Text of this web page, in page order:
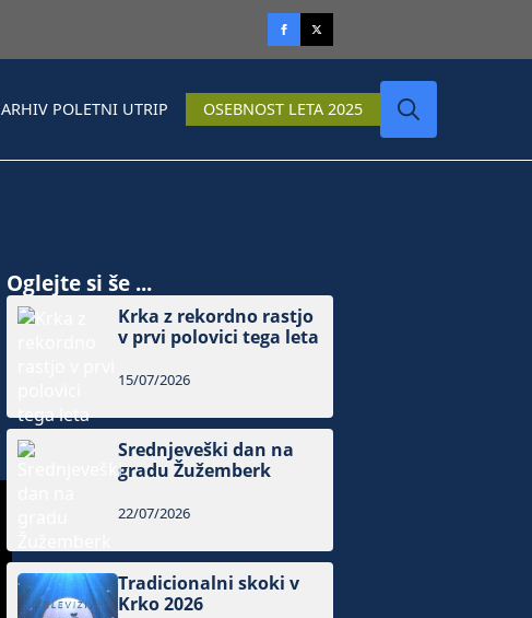
ARHIV POLETNI UTRIP OSEBNOST LETA 2025
Oglejte si še ...
Krka z rekordno rastjo
v prvi polovici tega leta
15/07/2026
Srednjeveški dan na
gradu Žužemberk
22/07/2026
Tradicionalni skoki v
Krko 2026